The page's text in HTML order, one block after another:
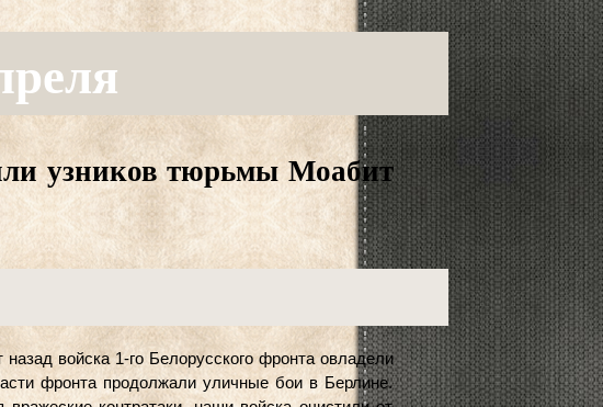
узников тюрьмы Моабит
войска 1-го Белорусского фронта овладели
фронта продолжали уличные бои в Берлине.